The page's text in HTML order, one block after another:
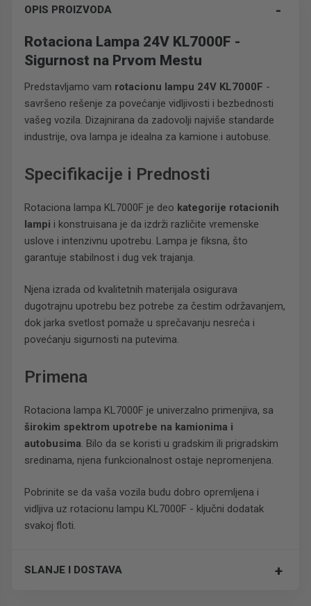
OPIS PROIZVODA
Rotaciona Lampa 24V KL7000F -
Sigurnost na Prvom Mestu
Predstavljamo vam rotacionu lampu 24V KL7000F -
savršeno rešenje za povećanje vidljivosti i bezbednosti
vašeg vozila. Dizajnirana da zadovolji najviše standarde
industrije, ova lampa je idealna za kamione i autobuse.
Specifikacije i Prednosti
Rotaciona lampa KL7000F je deo kategorije rotacionih
lampi i konstruisana je da izdrži različite vremenske
uslove i intenzivnu upotrebu. Lampa je fiksna, što
garantuje stabilnost i dug vek trajanja.
Njena izrada od kvalitetnih materijala osigurava
dugotrajnu upotrebu bez potrebe za čestim održavanjem,
dok jarka svetlost pomaže u sprečavanju nesreća i
povećanju sigurnosti na putevima.
Primena
Rotaciona lampa KL7000F je univerzalno primenjiva, sa
širokim spektrom upotrebe na kamionima i
autobusima . Bilo da se koristi u gradskim ili prigradskim
sredinama, njena funkcionalnost ostaje nepromenjena.
Pobrinite se da vaša vozila budu dobro opremljena i
vidljiva uz rotacionu lampu KL7000F - ključni dodatak
svakoj floti.
-
SLANJE I DOSTAVA +